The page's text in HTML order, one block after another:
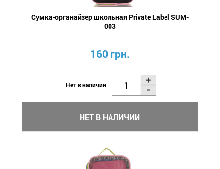
Сумка-органайзер школьная Private Label SUM-
003
160 грн.
Нет в наличии
НЕТ В НАЛИЧИИ